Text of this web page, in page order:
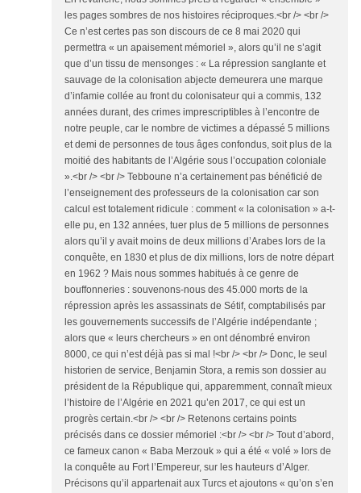
les pages sombres de nos histoires réciproques.<br /> <br />
Ce n’est certes pas son discours de ce 8 mai 2020 qui
permettra « un apaisement mémoriel », alors qu’il ne s’agit
que d’un tissu de mensonges : « La répression sanglante et
sauvage de la colonisation abjecte demeurera une marque
d’infamie collée au front du colonisateur qui a commis, 132
années durant, des crimes imprescriptibles à l’encontre de
notre peuple, car le nombre de victimes a dépassé 5 millions
et demi de personnes de tous âges confondus, soit plus de la
moitié des habitants de l’Algérie sous l’occupation coloniale
».<br /> <br /> Tebboune n’a certainement pas bénéficié de
l’enseignement des professeurs de la colonisation car son
calcul est totalement ridicule : comment « la colonisation » a-t-
elle pu, en 132 années, tuer plus de 5 millions de personnes
alors qu’il y avait moins de deux millions d’Arabes lors de la
conquête, en 1830 et plus de dix millions, lors de notre départ
en 1962 ? Mais nous sommes habitués à ce genre de
bouffonneries : souvenons-nous des 45.000 morts de la
répression après les assassinats de Sétif, comptabilisés par
les gouvernements successifs de l’Algérie indépendante ;
alors que « leurs chercheurs » en ont dénombré environ
8000, ce qui n’est déjà pas si mal !<br /> <br /> Donc, le seul
historien de service, Benjamin Stora, a remis son dossier au
président de la République qui, apparemment, connaît mieux
l’histoire de l’Algérie en 2021 qu’en 2017, ce qui est un
progrès certain.<br /> <br /> Retenons certains points
précisés dans ce dossier mémoriel :<br /> <br /> Tout d’abord,
ce fameux canon « Baba Merzouk » qui a été « volé » lors de
la conquête au Fort l’Empereur, sur les hauteurs d’Alger.
Précisons qu’il appartenait aux Turcs et ajoutons « qu’on s’en